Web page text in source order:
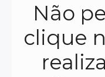
Não
clique